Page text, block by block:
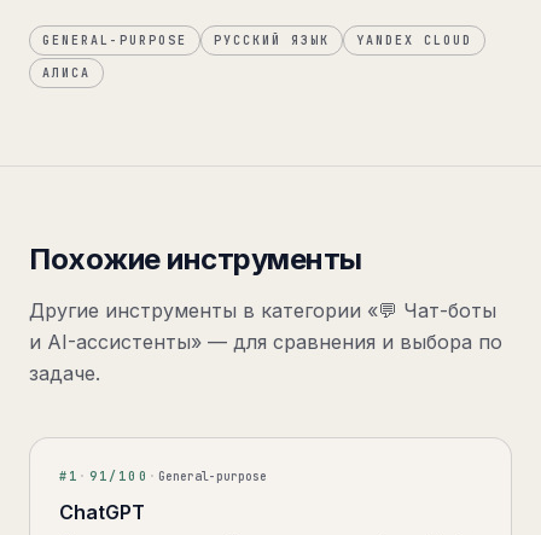
GENERAL-PURPOSE РУССКИЙ ЯЗЫК YANDEX CLOUD
АЛИСА
Похожие инструменты
Другие инструменты в категории «💬 Чат-боты
и AI-ассистенты» — для сравнения и выбора по
задаче.
# 1 · 91 /100 · General-purpose
ChatGPT